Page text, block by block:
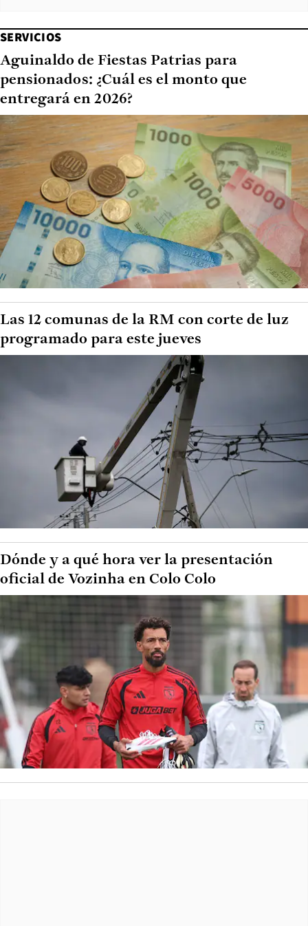
SERVICIOS
Aguinaldo de Fiestas Patrias para
pensionados: ¿Cuál es el monto que
entregará en 2026?
Las 12 comunas de la RM con corte de luz
programado para este jueves
Dónde y a qué hora ver la presentación
oficial de Vozinha en Colo Colo